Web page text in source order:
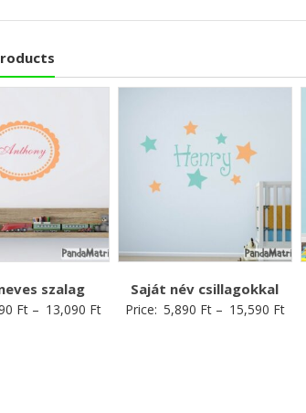
szalag
Ft – 13,090 Ft
Saját név csillagokkal
Price: 5,890 Ft– 15,590 Ft